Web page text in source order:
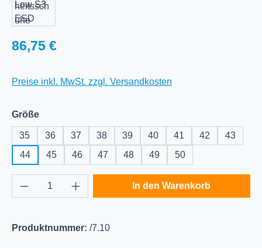
Regulärer Preis:
86,75 €
Preise inkl. MwSt. zzgl. Versandkosten
Größeauswählen
35 36 37 38 39 40 41 42
43
44
45 46 47 48 49 50
Produkt Anzahl: Gib den gewünschten
In den Warenkorb
Produktnummer: /7.10